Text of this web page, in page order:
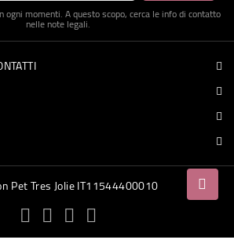
ogni momenti. A questo scopo, cerca le info di contatto
nelle note legali.
Pet Tres Jolie IT11544400010